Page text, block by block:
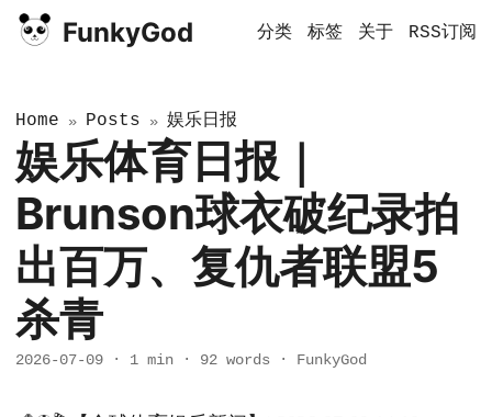
FunkyGod 分类 标签 关于 RSS订阅
Home » Posts » 娱乐日报
娱乐体育日报｜
Brunson球衣破纪录拍
出百万、复仇者联盟5
杀青
2026-07-09 · 1 min · 92 words · FunkyGod